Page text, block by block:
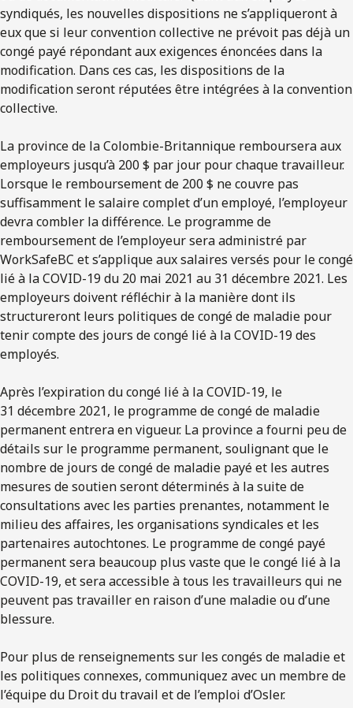
syndiqués, les nouvelles dispositions ne s’appliqueront à
eux que si leur convention collective ne prévoit pas déjà un
congé payé répondant aux exigences énoncées dans la
modification. Dans ces cas, les dispositions de la
modification seront réputées être intégrées à la convention
collective.
La province de la Colombie-Britannique remboursera aux
employeurs jusqu’à 200 $ par jour pour chaque travailleur.
Lorsque le remboursement de 200 $ ne couvre pas
suffisamment le salaire complet d’un employé, l’employeur
devra combler la différence. Le programme de
remboursement de l’employeur sera administré par
WorkSafeBC et s’applique aux salaires versés pour le congé
lié à la COVID-19 du 20 mai 2021 au 31 décembre 2021. Les
employeurs doivent réfléchir à la manière dont ils
structureront leurs politiques de congé de maladie pour
tenir compte des jours de congé lié à la COVID-19 des
employés.
Après l’expiration du congé lié à la COVID-19, le
31 décembre 2021, le programme de congé de maladie
permanent entrera en vigueur. La province a fourni peu de
détails sur le programme permanent, soulignant que le
nombre de jours de congé de maladie payé et les autres
mesures de soutien seront déterminés à la suite de
consultations avec les parties prenantes, notamment le
milieu des affaires, les organisations syndicales et les
partenaires autochtones. Le programme de congé payé
permanent sera beaucoup plus vaste que le congé lié à la
COVID-19, et sera accessible à tous les travailleurs qui ne
peuvent pas travailler en raison d’une maladie ou d’une
blessure.
Pour plus de renseignements sur les congés de maladie et
les politiques connexes, communiquez avec un membre de
l’équipe du Droit du travail et de l’emploi d’Osler.